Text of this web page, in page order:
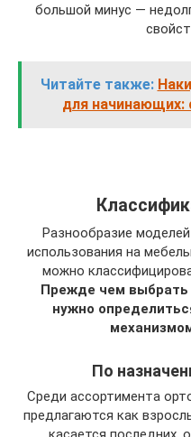
большой минус —
Читайте также:
для начинающих:
Разнообразие
использования на
можно
Прежде чем выбрать
нужно
По
Среди ассортимента
предлагаются как